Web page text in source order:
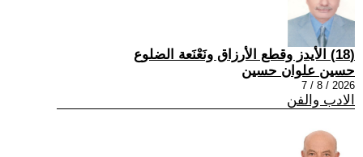
(18) الأيدز وقطع الأرزاق ونَعْنَعة الضلوع
حسين علوان حسين
2026 / 8 / 7
الادب والفن